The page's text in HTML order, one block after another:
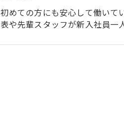
初めての方にも安心して働いて
表や先輩スタッフが新入社員一